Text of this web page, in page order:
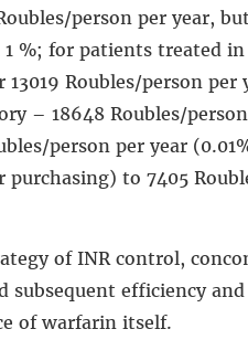
person per year,
%; for patients treated
Roubles/person per
– 18648 Roubles/
person per year
to 7405
of INR control,
efficiency
of warfarin itself.